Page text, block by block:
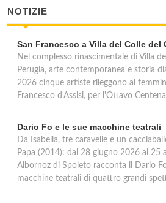
via Romeo Gallenga 2, Perugia
Wall Street Institute
viale Orazio Antinori 1/3,
NOTIZIE
San Francesco a Villa del Colle del
Nel complesso rinascimentale di Villa
Perugia, arte contemporanea e storia
2026 cinque artiste rileggono al
Francesco d'Assisi, per l'Ottavo
Dario Fo e le sue macchine teatrali
Da Isabella, tre caravelle e un
Papa (2014): dal 28 giugno 2026 al 25
Albornoz di Spoleto racconta il Dario
macchine teatrali di quattro grandi